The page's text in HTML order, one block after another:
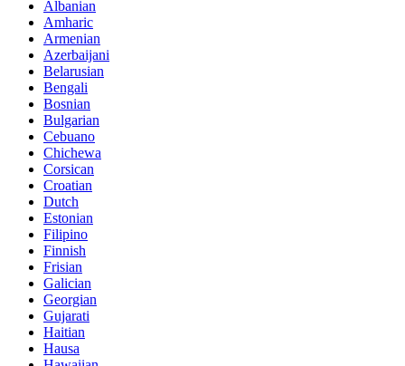
Albanian
Amharic
Armenian
Azerbaijani
Belarusian
Bengali
Bosnian
Bulgarian
Cebuano
Chichewa
Corsican
Croatian
Dutch
Estonian
Filipino
Finnish
Frisian
Galician
Georgian
Gujarati
Haitian
Hausa